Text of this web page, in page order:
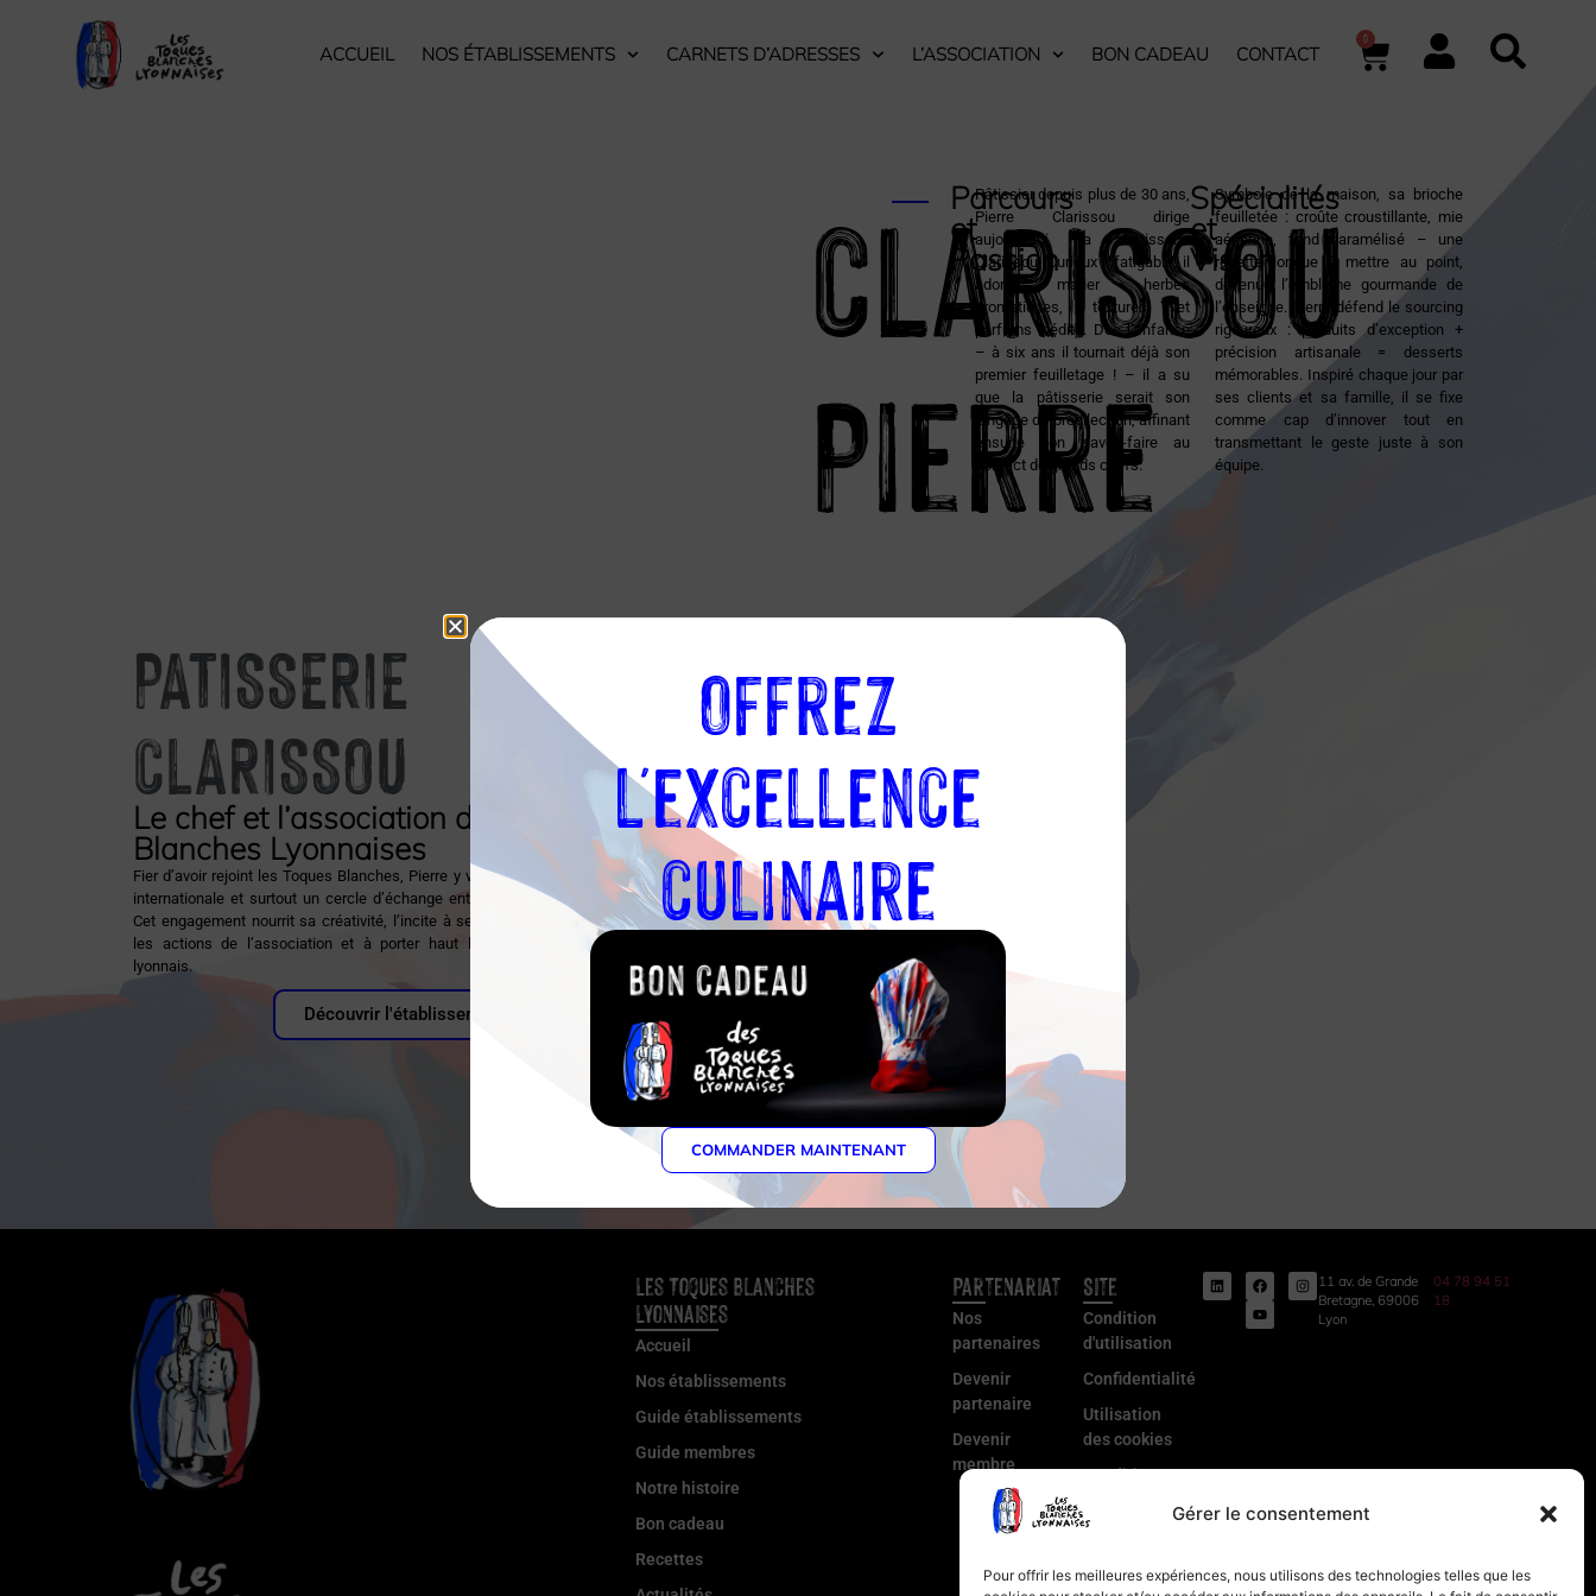
Gérer le consentement
Pour offrir les meilleures expériences, nous utilisons des technologies telles que les
ACCUEIL NOS ÉTABLISSEMENTS CARNETS D’ADRESSES L’ASSOCIATION BON CADEAU CONTACT
0
CLARISSOU
Pierre
Parcours
et
Passion
Pâtissier depuis plus de 30 ans,
Pierre Clarissou dirige
aujourd’hui la Pâtisserie
Clarissou. Curieux infatigable, il
adore marier herbes
aromatiques, textures et
parfums inédits. Dès l’enfance
– à six ans il tournait déjà son
premier feuilletage ! – il a su
que la pâtisserie serait son
langage de prédilection, affinant
ensuite son savoir-faire au
contact de grands chefs.
Spécialités
et
Vision
Symbole de la maison, sa brioche
feuilletée : croûte croustillante, mie
aérienne, fond caramélisé – une
recette longue à mettre au point,
devenue l’emblème gourmande de
l’enseigne. Pierre défend le sourcing
rigoureux : produits d’exception +
précision artisanale = desserts
mémorables. Inspiré chaque jour par
ses clients et sa famille, il se fixe
comme cap d’innover tout en
transmettant le geste juste à son
équipe.
PATISSERIE
CLARISSOU
Le chef et l’association des Toques
Blanches Lyonnaises
Fier d’avoir rejoint les Toques Blanches, Pierre y voit une reconnaissance
internationale et surtout un cercle d’échange entre artisans passionnés.
Cet engagement nourrit sa créativité, l’incite à se rendre disponible pour
les actions de l’association et à porter haut le savoir-faire pâtissier
lyonnais.
Découvrir l'établissement
Voir tous les membres
Les Toques Blanches
Lyonnaises
Accueil
Nos établissements
Guide établissements
Guide membres
Notre histoire
Bon cadeau
Recettes
Partenariat
Nos
partenaires
Devenir
partenaire
Devenir
membre
Site
Condition
d'utilisation
Confidentialité
Utilisation
des cookies
Conditions
de Vente
légales
11 av. de Grande
Bretagne, 69006
Lyon
04 78 94 51
18
Offrez
l'excellence
culinaire
COMMANDER MAINTENANT